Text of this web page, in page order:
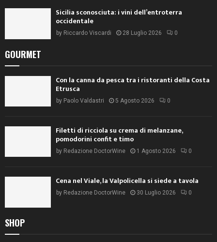
Sicilia sconosciuta: i vini dell’entroterra
occidentale
by Riccardo Viscardi 28 Luglio 2026 0
GOURMET
Con la canna da pesca tra i ristoranti della Costa
Etrusca
by Paolo Valdastri 5 Agosto 2026 0
Filetti di ricciola su crema di melanzane,
pomodorini confit e timo
by Redazione DoctorWine 1 Agosto 2026 0
Cena nel Viale, la Valpolicella si siede a tavola
by Redazione DoctorWine 30 Luglio 2026 0
SHOP